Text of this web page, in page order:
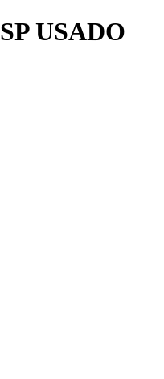
USADO